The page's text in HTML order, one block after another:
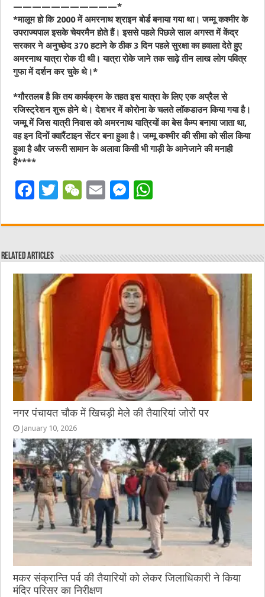
———————————*
*मालूम हो कि 2000 में अमरनाथ श्राइन बोर्ड बनाया गया था। जम्मू कश्मीर के
उपराज्यपाल इसके चेयरमैन होते हैं। इससे पहले पिछले साल अगस्त में केंद्र
सरकार ने अनुच्छेद 370 हटाने के ठीक 3 दिन पहले सुरक्षा का हवाला देते हुए
अमरनाथ यात्रा रोक दी थी। यात्रा रोके जाने तक साढ़े तीन लाख लोग पवित्र
गुफा में दर्शन कर चुके थे।*
*गौरतलब है कि तय कार्यक्रम के तहत इस यात्रा के लिए एक अप्रैल से
रजिस्ट्रेशन शुरू होने थे। देशभर में कोरोना के चलते लॉकडाउन किया गया है।
जम्मू में जिस यात्री निवास को अमरनाथ यात्रियों का बेस कैम्प बनाया जाता था,
वह इन दिनों क्वारैंटाइन सेंटर बना हुआ है। जम्मू कश्मीर की सीमा को सील किया
हुआ है और जरूरी सामान के अलावा किसी भी गाड़ी के आनेजाने की मनाही
है****
F
c
e
b
o
o
k
T
it
r
W
C
at
E
ai
M
ss
n
g
er
at
A
p
p
Related Articles
नगर पंचायत चौक में खिचड़ी मेले की तैयारियां जोरों पर
January 10, 2026
मकर संक्रान्ति पर्व की तैयारियों को लेकर जिलाधिकारी ने किया
मंदिर परिसर का निरीक्षण